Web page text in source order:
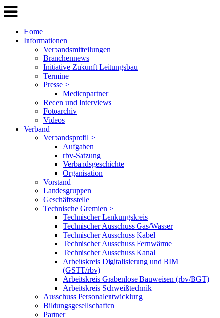
Home
Informationen
Verbandsmitteilungen
Branchennews
Initiative Zukunft Leitungsbau
Termine
Presse >
Medienpartner
Reden und Interviews
Fotoarchiv
Videos
Verband
Verbandsprofil >
Aufgaben
rbv-Satzung
Verbandsgeschichte
Organisation
Vorstand
Landesgruppen
Geschäftsstelle
Technische Gremien >
Technischer Lenkungskreis
Technischer Ausschuss Gas/Wasser
Technischer Ausschuss Kabel
Technischer Ausschuss Fernwärme
Technischer Ausschuss Kanal
Arbeitskreis Digitalisierung und BIM
(GSTT/rbv)
Arbeitskreis Grabenlose Bauweisen (rbv/BGT)
Arbeitskreis Schweißtechnik
Ausschuss Personalentwicklung
Bildungsgesellschaften
Partner